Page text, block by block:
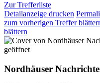
Zur Trefferliste
Detailanzeige drucken
zum vorherigen Treffer
blättern
geöffnet
Nordhäuser